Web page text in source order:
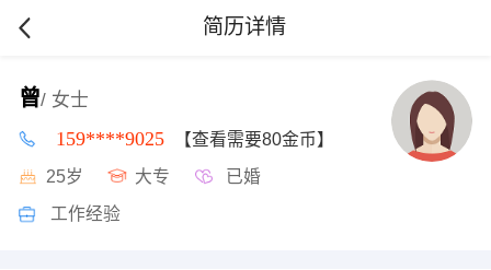
简历详情
曾/ 女士
159****9025 【查看需要80金币】
25岁 大专 已婚
工作经验